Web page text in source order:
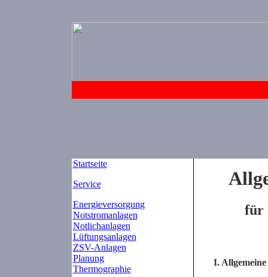
Startseite
Service
Energieversorgung
Notstromanlagen
Notlichanlagen
Lüftungsanlagen
ZSV-Anlagen
Planung
Thermographie
für
I.